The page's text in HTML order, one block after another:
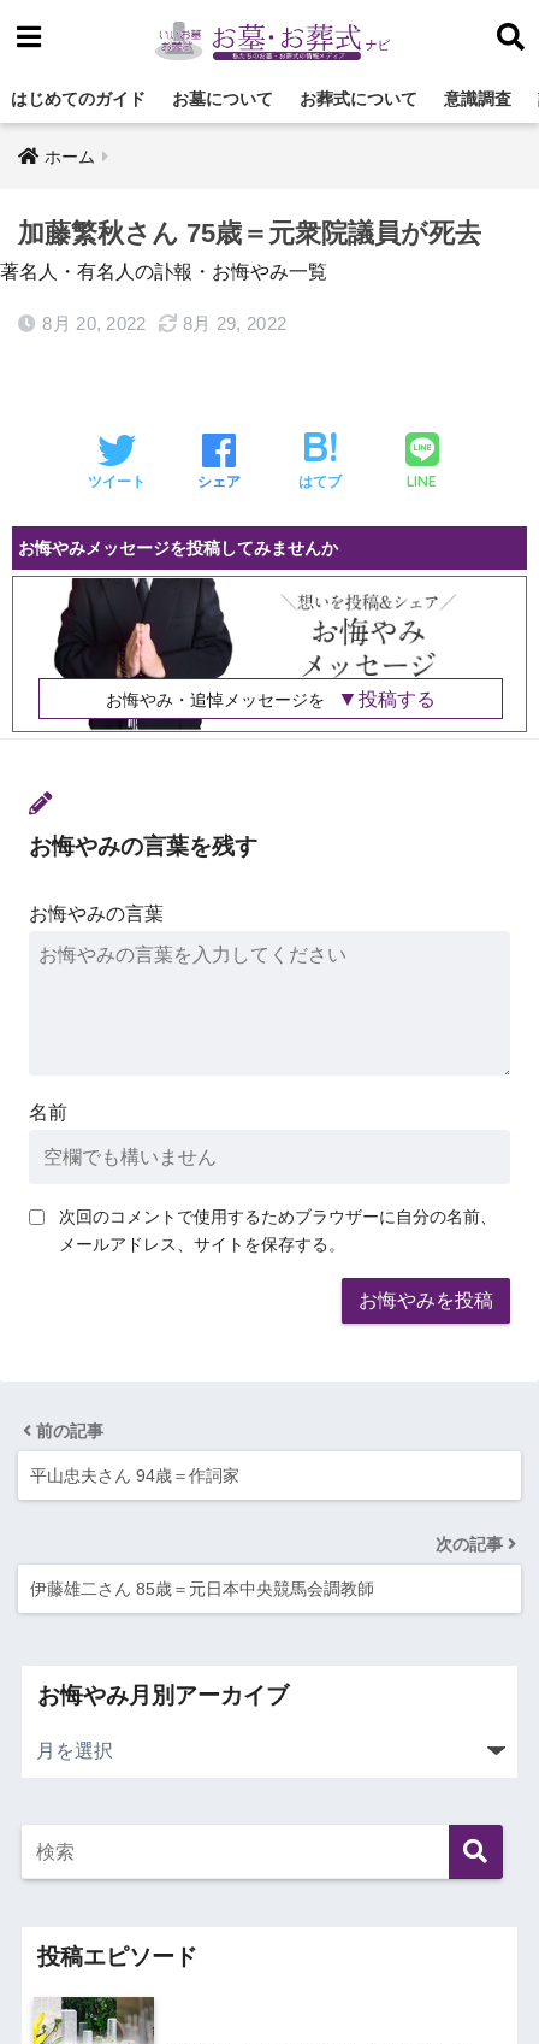
はじめてのガイド お墓について お葬式について 意識調査
ホーム
加藤繁秋さん 75歳＝元衆院議員が死去
著名人・有名人の訃報・お悔やみ一覧
8月 20, 2022 8月 29, 2022
ツイート シェア はてブ LINE
お悔やみメッセージを投稿してみませんか
お悔やみ・追悼メッセージを 投稿する
お悔やみの言葉を残す
お悔やみの言葉
名前
次回のコメントで使用するためブラウザーに自分の名前、
メールアドレス、サイトを保存する。
前の記事
平山忠夫さん 94歳＝作詞家
次の記事
伊藤雄二さん 85歳＝元日本中央競馬会調教師
お悔やみ月別アーカイブ
投稿エピソード